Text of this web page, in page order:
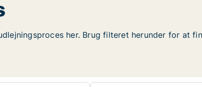
her. Brug filteret herunder for at